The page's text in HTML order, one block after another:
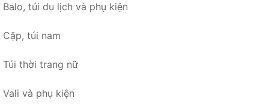
Balo, túi du lịch và phụ kiện
Cặp, túi nam
Túi thời trang nữ
Vali và phụ kiện